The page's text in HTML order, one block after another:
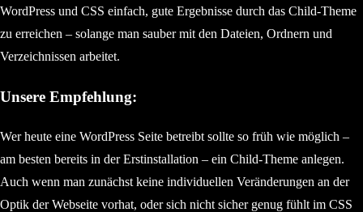
WordPress und CSS einfach, gute Ergebnisse durch das Child-Theme
zu erreichen – solange man sauber mit den Dateien, Ordnern und
Verzeichnissen arbeitet.
Unsere Empfehlung:
Wer heute eine WordPress Seite betreibt sollte so früh wie möglich –
am besten bereits in der Erstinstallation – ein Child-Theme anlegen.
Auch wenn man zunächst keine individuellen Veränderungen an der
Optik der Webseite vorhat, oder sich nicht sicher genug fühlt im CSS